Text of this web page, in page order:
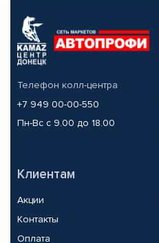
Телефон колл-центра
+7 949 00-00-550
Пн-Вс с 9.00 до 18.00
Клиентам
Акции
Контакты
Оплата